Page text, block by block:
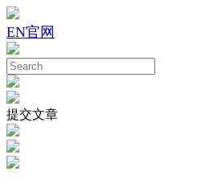
EN官网
提交文章